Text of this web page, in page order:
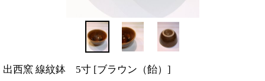
出西窯 線紋鉢 5寸 [ブラウン（飴） ]